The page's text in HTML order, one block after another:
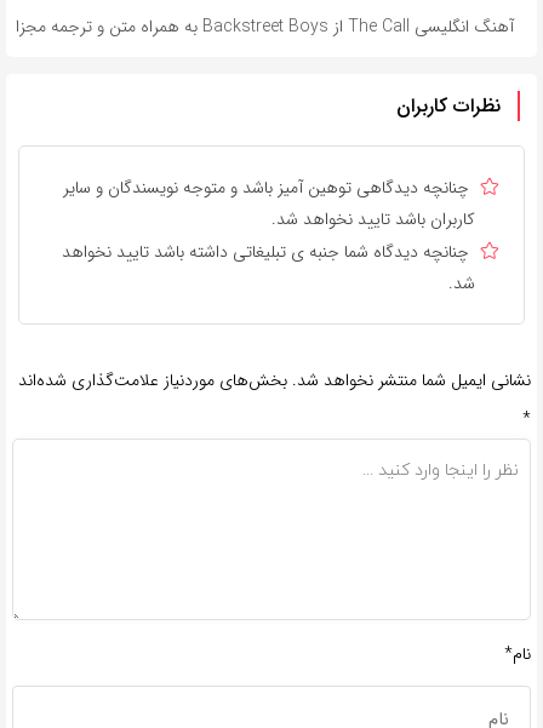
آهنگ انگلیسی The Call از Backstreet Boys به همراه متن و ترجمه مجزا
نظرات کاربران
چنانچه دیدگاهی توهین آمیز باشد و متوجه نویسندگان و سایر
کاربران باشد تایید نخواهد شد.
چنانچه دیدگاه شما جنبه ی تبلیغاتی داشته باشد تایید نخواهد
شد.
نشانی ایمیل شما منتشر نخواهد شد. بخش‌های موردنیاز علامت‌گذاری شده‌اند
*
نام*